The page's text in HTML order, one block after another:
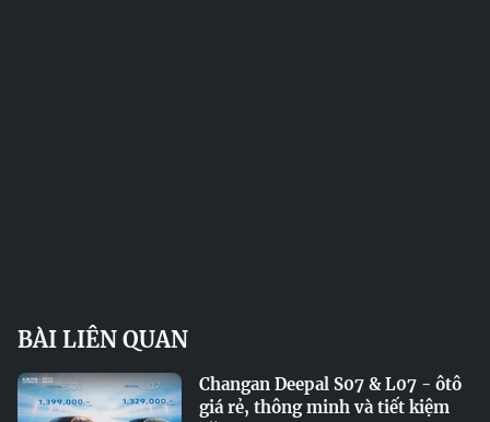
BÀI LIÊN QUAN
Changan Deepal S07 & L07 - ôtô
giá rẻ, thông minh và tiết kiệm